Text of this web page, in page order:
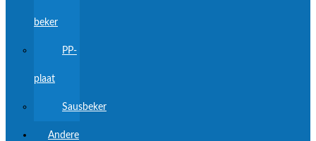
beker
PP-
plaat
Sausbeker
Andere